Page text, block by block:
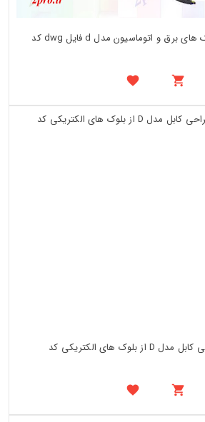
دانلود تری دی اینورتر بلوک های برق و اتوماسیون مدل d فایل dwg کد
دانلود تری دی OTG طراحی کابل مدل D از بلوک های الکتریکی کد